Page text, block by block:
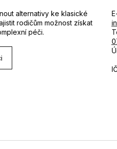
alternativy ke klasické
rodičům možnost získat
péči.